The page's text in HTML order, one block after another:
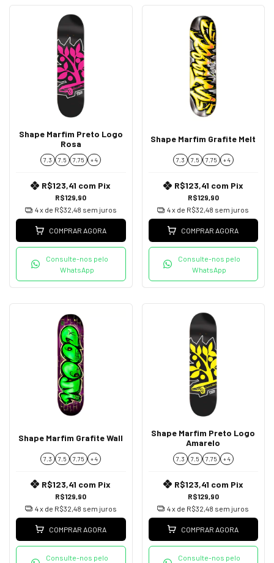
Shape Marfim Preto Logo
Rosa
7.3 7.5 7.75 + 4
R$129,90
R$123,41 com Pix
4x de R$32,48 sem juros
COMPRAR AGORA
Consulte-nos pelo
WhatsApp
Shape Marfim Grafite Melt
7.3 7.5 7.75 + 4
R$129,90
R$123,41 com Pix
4x de R$32,48 sem juros
COMPRAR AGORA
Consulte-nos pelo
WhatsApp
Shape Marfim Grafite Wall
7.3 7.5 7.75 + 4
R$129,90
R$123,41 com Pix
4x de R$32,48 sem juros
COMPRAR AGORA
Consulte-nos pelo
Shape Marfim Preto Logo
Amarelo
7.3 7.5 7.75 + 4
R$129,90
R$123,41 com Pix
4x de R$32,48 sem juros
COMPRAR AGORA
Consulte-nos pelo